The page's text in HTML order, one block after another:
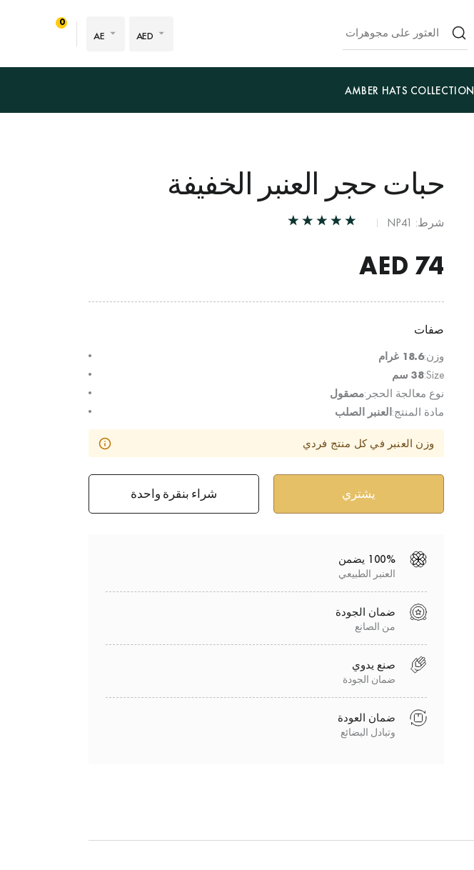
AED
AE
0
AMBER HATS COLLECTION
حبات حجر العنبر الخفيفة
شرط: NP41
74
صفات
وزن:18.6 غرام
Size:38 سم
نوع معالجة الحجر:مصقول
مادة المنتج:العنبر الصلب
وزن العنبر في كل منتج فردي
شراء بنقرة واحدة
100% يضمن
العنبر الطبيعي
ضمان الجودة
من الصانع
صنع يدوي
ضمان الجودة
ضمان العودة
وتبادل البضائع